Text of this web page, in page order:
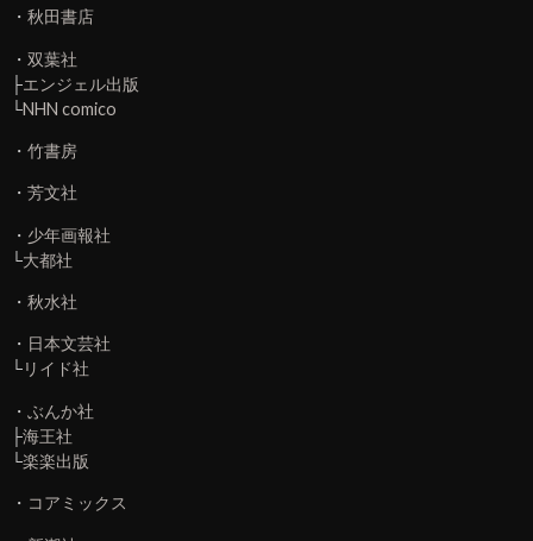
・ 秋田書店
・ 双葉社
├エンジェル出版
└NHN comico
・ 竹書房
・ 芳文社
・ 少年画報社
└大都社
・ 秋水社
・ 日本文芸社
└リイド社
・ ぶんか社
├海王社
└楽楽出版
・ コアミックス